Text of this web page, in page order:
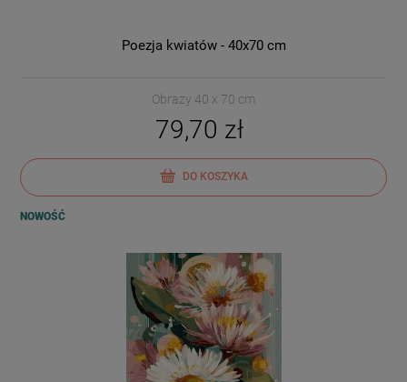
Poezja kwiatów - 40x70 cm
Obrazy 40 x 70 cm
79,70 zł
DO KOSZYKA
NOWOŚĆ